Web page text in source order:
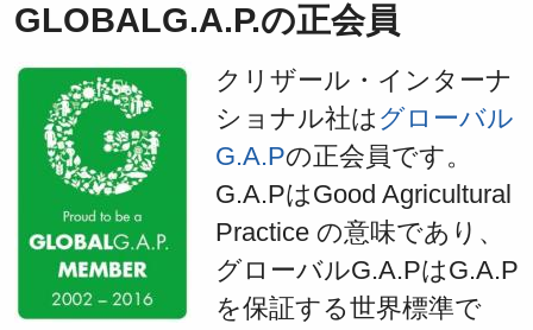
GLOBALG.A.P.の正会員
クリザール・インターナ
ショナル社は グローバル
G.A.Pの正会員です。
G.A.PはGood Agricultural
Practice の意味であり、
グローバルG.A.PはG.A.P
を保証する世界標準で